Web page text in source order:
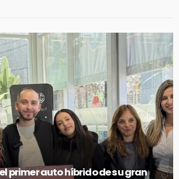
primer auto híbrido de su gran